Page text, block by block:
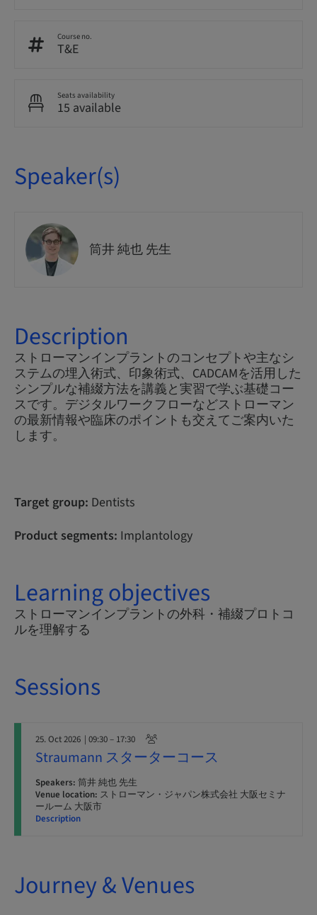
Course no.
T&E
Seats availability
15 available
Speaker(s)
筒井 純也 先生
Description
ストローマンインプラントのコンセプトや主なシ
ステムの埋入術式、印象術式、CADCAMを活用した
シンプルな補綴方法を講義と実習で学ぶ基礎コー
スです。デジタルワークフローなどストローマン
の最新情報や臨床のポイントも交えてご案内いた
します。
Target group: Dentists
Product segments: Implantology
Learning objectives
ストローマンインプラントの外科・補綴プロトコ
ルを理解する
Sessions
25. Oct 2026 | 09:30 – 17:30
Straumann スターターコース
Speakers: 筒井 純也 先生
Venue location: ストローマン・ジャパン株式会社 大阪セミナ
ールーム 大阪市
Description
Journey & Venues